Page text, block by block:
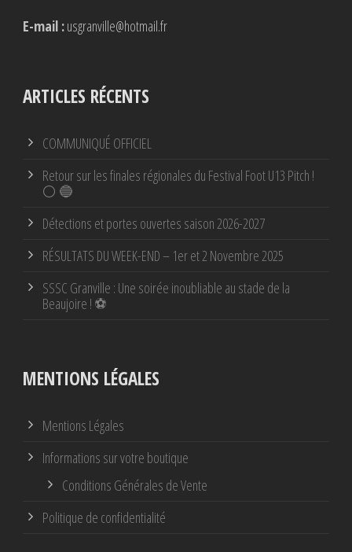
E-mail :usgranville@hotmail.fr
ARTICLES RÉCENTS
COMMUNIQUÉ OFFICIEL
Retour sur les finales régionales du Festival Foot U13 Pitch !
⚪ 🔵
Détections et portes ouvertes saison 2026-2027
RÉSULTATS DU WEEK-END – 1er et 2 Novembre 2025
SSSC Granville : Une soirée inoubliable au stade de la
Beaujoire ! ⚽
MENTIONS LÉGALES
Mentions Légales
Informations sur votre boutique
Conditions Générales de Vente
Politique de confidentialité